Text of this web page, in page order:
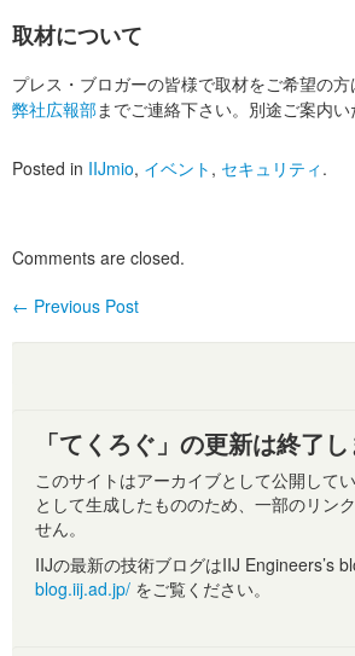
取材について
プレス・ブロガーの皆様で取材をご希望の方
弊社広報部までご連絡下さい。別途ご案内い
Posted in IIJmio, イベント , セキュリティ .
Comments are closed.
← Previous Post
「てくろぐ」の更新は終了し
このサイトはアーカイブとして公開して
として生成したもののため、一部のリン
せん。
IIJの最新の技術ブログはIIJ Engineers’s
blog.iij.ad.jp/ をご覧ください。